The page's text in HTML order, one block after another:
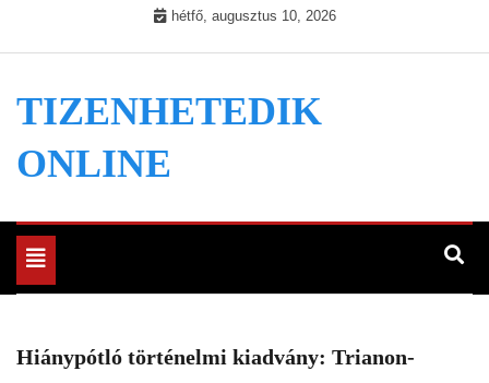
hétfő, augusztus 10, 2026
TIZENHETEDIK
ONLINE
Toggle
navigation
Hiánypótló történelmi kiadvány: Trianon-